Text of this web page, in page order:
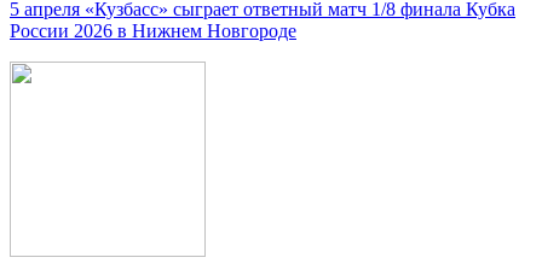
5 апреля «Кузбасс» сыграет ответный матч 1/8 финала Кубка
России 2026 в Нижнем Новгороде